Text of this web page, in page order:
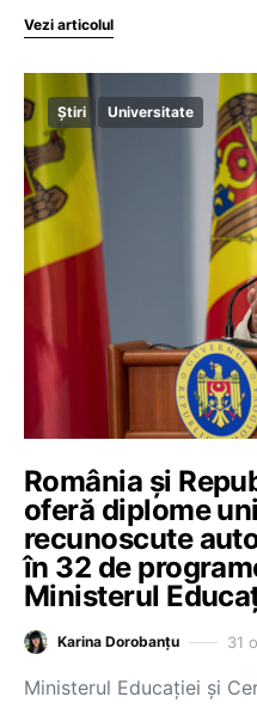
Vezi articolul
Știri Universitate
România și
oferă diplome
recunoscute
în 32 de
Ministerul
Karina Dorobanțu 31
Ministerul Educației și